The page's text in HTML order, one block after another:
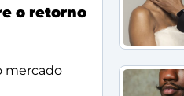
o retorno
mercado